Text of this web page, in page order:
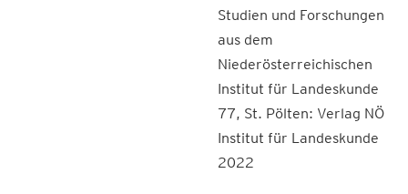
Studien und Forschungen
aus dem
Niederösterreichischen
Institut für Landeskunde
77, St. Pölten: Verlag NÖ
Institut für Landeskunde
2022